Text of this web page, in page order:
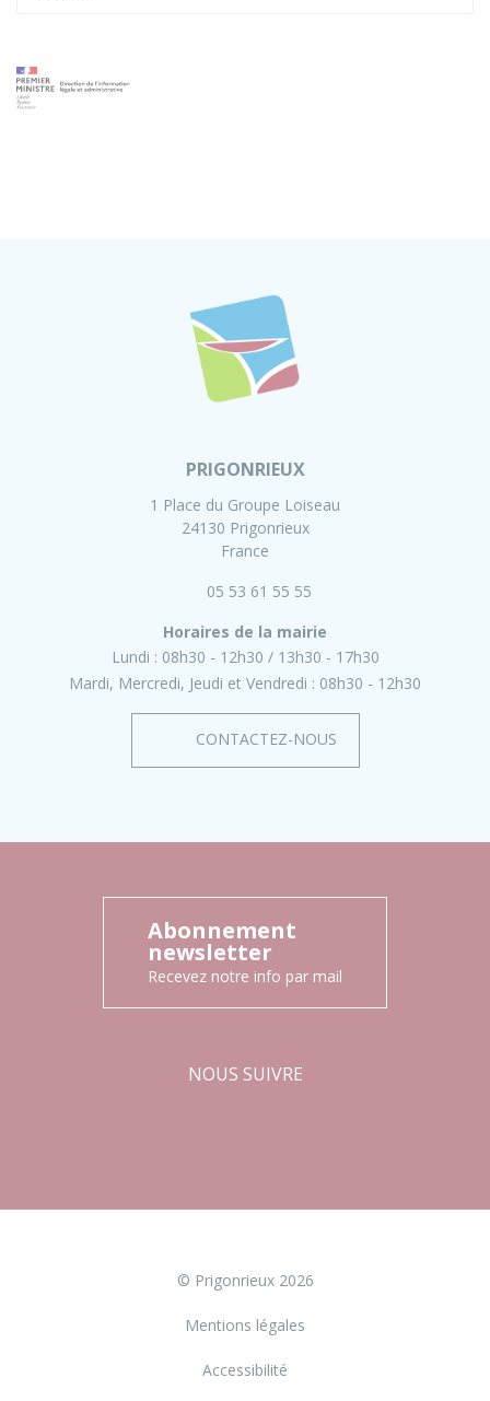
PRIGONRIEUX
1 Place du Groupe Loiseau
24130 Prigonrieux
France
05 53 61 55 55
Horaires de la mairie
Lundi : 08h30 - 12h30
13h30 - 17h30
Mardi, Mercredi, Jeudi et Vendredi : 08h30 - 12h30
CONTACTEZ-NOUS
Abonnement
newsletter
Recevez notre info par mail
NOUS SUIVRE
© Prigonrieux 2026
Mentions légales
Accessibilité